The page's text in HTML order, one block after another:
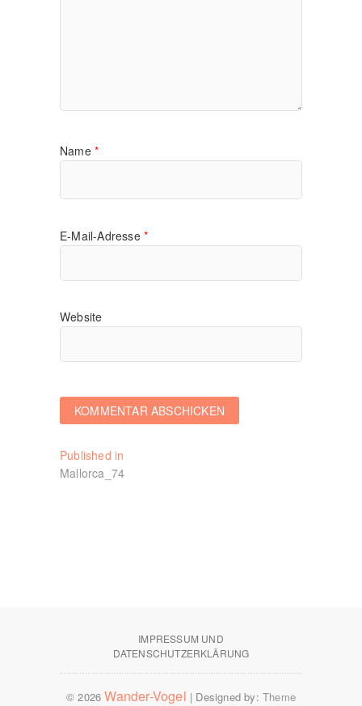
Name *
E-Mail-Adresse *
Website
Beitragsnavigation
Published in
Mallorca_74
IMPRESSUM UND
DATENSCHUTZERKLÄRUNG
© 2026Wander-Vogel | Designed by: Theme